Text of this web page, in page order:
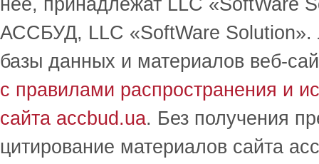
нее, принадлежат LLC
АССБУД, LLC «SoftWare Solution».
базы данных и материалов веб-
с правилами распространения и
сайта accbud.ua. Без получения
цитирование материалов сайта